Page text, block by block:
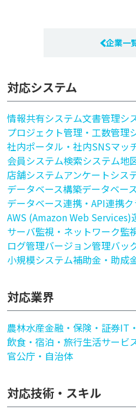
企業一
対応システム
情報共有システム文書管理シ
プロジェクト管理・工数管理
社内ポータル・社内SNSマッ
会員システム検索システム地
店舗システムアンケートシス
データベース構築データベー
データベース連携・API連携
AWS (Amazon Web Services)
サーバ監視・ネットワーク監
ログ管理バージョン管理バッ
小規模システム補助金・助成
対応業界
農林水産金融・保険・証券IT
飲食・宿泊・旅行生活サービ
官公庁・自治体
対応技術・スキル